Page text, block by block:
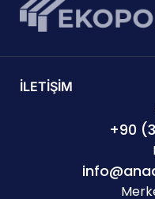
İLETİŞİM
+90